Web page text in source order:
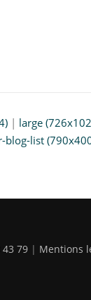
| large
blog-list
79| Mentions